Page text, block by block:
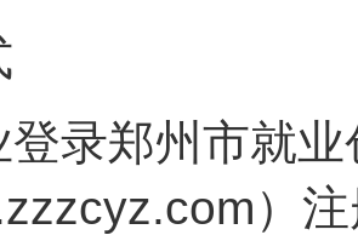
登录郑州市就
）